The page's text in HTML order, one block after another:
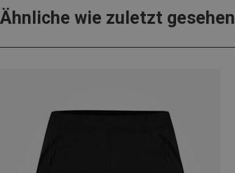
Ähnliche wie zuletzt gesehen